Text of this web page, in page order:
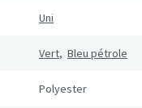
Uni
Vert, Bleu pétrole
Polyester